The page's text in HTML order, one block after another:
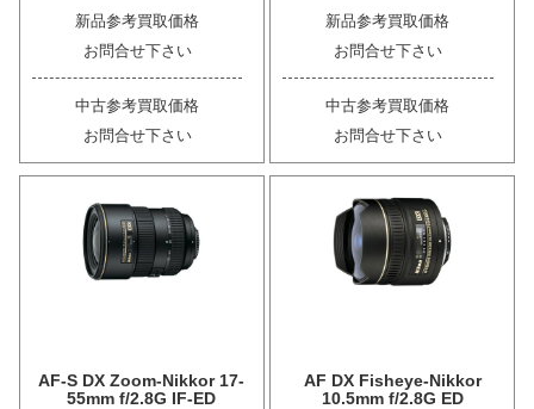
新品参考買取価格
お問合せ下さい
中古参考買取価格
お問合せ下さい
新品参考買取価格
お問合せ下さい
中古参考買取価格
お問合せ下さい
AF-S DX Zoom-Nikkor 17-
55mm f/2.8G IF-ED
AF DX Fisheye-Nikkor
10.5mm f/2.8G ED